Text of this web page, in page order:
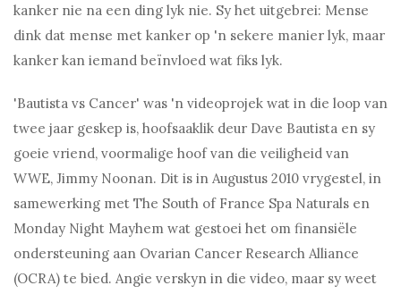
kanker nie na een ding lyk nie. Sy het uitgebrei: Mense
dink dat mense met kanker op 'n sekere manier lyk, maar
kanker kan iemand beïnvloed wat fiks lyk.
'Bautista vs Cancer' was 'n videoprojek wat in die loop van
twee jaar geskep is, hoofsaaklik deur Dave Bautista en sy
goeie vriend, voormalige hoof van die veiligheid van
WWE, Jimmy Noonan. Dit is in Augustus 2010 vrygestel, in
samewerking met The South of France Spa Naturals en
Monday Night Mayhem wat gestoei het om finansiële
ondersteuning aan Ovarian Cancer Research Alliance
(OCRA) te bied. Angie verskyn in die video, maar sy weet